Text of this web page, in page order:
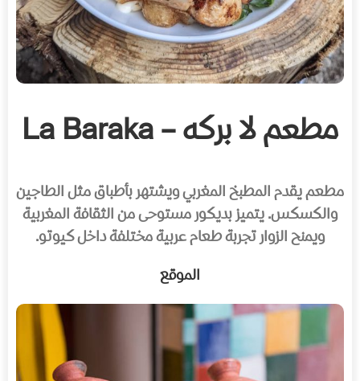
مطعم لا بركه – La Baraka
مطعم يقدم المطبخ المغربي ويشتهر بأطباق مثل الطاجين
والكسكس. يتميز بديكور مستوحى من الثقافة المغربية
ويمنح الزوار تجربة طعام عربية مختلفة داخل كيوتو.
الموقع